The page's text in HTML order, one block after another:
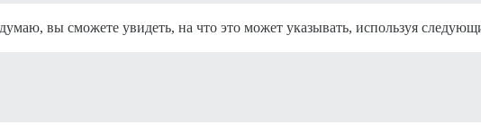
вы сможете увидеть, на что это может указывать, используя